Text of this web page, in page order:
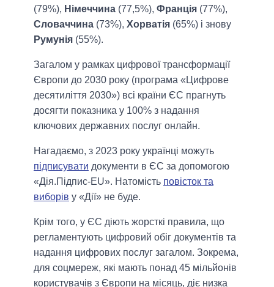
(79%), Німеччина (77,5%), Франція (77%),
Словаччина (73%), Хорватія (65%) і знову
Румунія (55%).
Загалом у рамках цифрової трансформації
Європи до 2030 року (програма «Цифрове
десятиліття 2030») всі країни ЄС прагнуть
досягти показника у 100% з надання
ключових державних послуг онлайн.
Нагадаємо, з 2023 року українці можуть
підписувати документи в ЄС за допомогою
«Дія.Підпис-EU». Натомість повісток та
виборів у «Дії» не буде.
Крім того, у ЄС діють жорсткі правила, що
регламентують цифровий обіг документів та
надання цифрових послуг загалом. Зокрема,
для соцмереж, які мають понад 45 мільйонів
користувачів з Європи на місяць, діє низка